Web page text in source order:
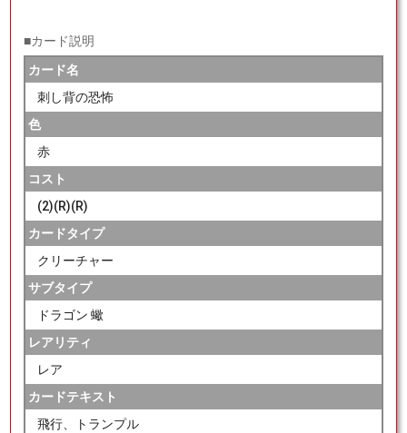
■カード説明
カード名
刺し背の恐怖
色
赤
コスト
(2)(R)(R)
カードタイプ
クリーチャー
サブタイプ
ドラゴン 蠍
レアリティ
レア
カードテキスト
飛行、トランプル